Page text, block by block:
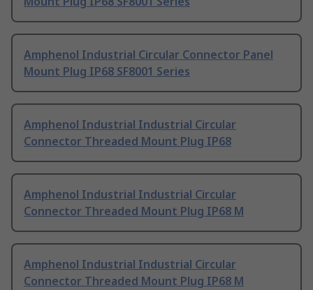
Amphenol Industrial Circular Connector Panel
Mount Plug IP68 SF8001 Series
Amphenol Industrial Industrial Circular
Connector Threaded Mount Plug IP68
Amphenol Industrial Industrial Circular
Connector Threaded Mount Plug IP68 M
Amphenol Industrial Industrial Circular
Connector Threaded Mount Plug IP68 M